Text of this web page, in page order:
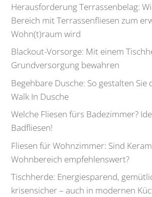
Herausforderung Terrassenbelag:
Bereich mit Terrassenfliesen zum
Wohn(t)raum wird
Blackout-Vorsorge: Mit einem
Grundversorgung bewahren
Begehbare Dusche: So gestalten Sie
Walk In Dusche
Welche Fliesen fürs Badezimmer?
Badfliesen!
Fliesen für Wohnzimmer: Sind
Wohnbereich empfehlenswert?
Tischherde: Energiesparend,
krisensicher – auch in modernen